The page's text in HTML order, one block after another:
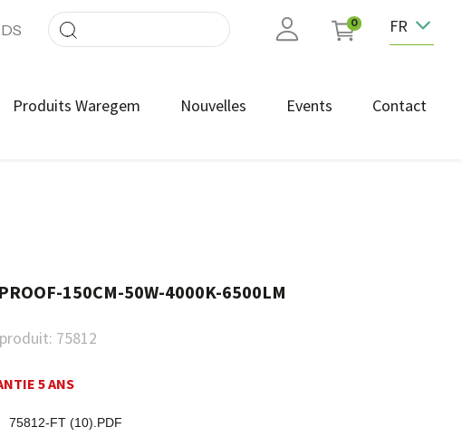
0 FR
Produits Waregem Nouvelles Events Contact
150CM-50W-4000K-6500LM
75812
5 ANS
75812-FT (10).PDF